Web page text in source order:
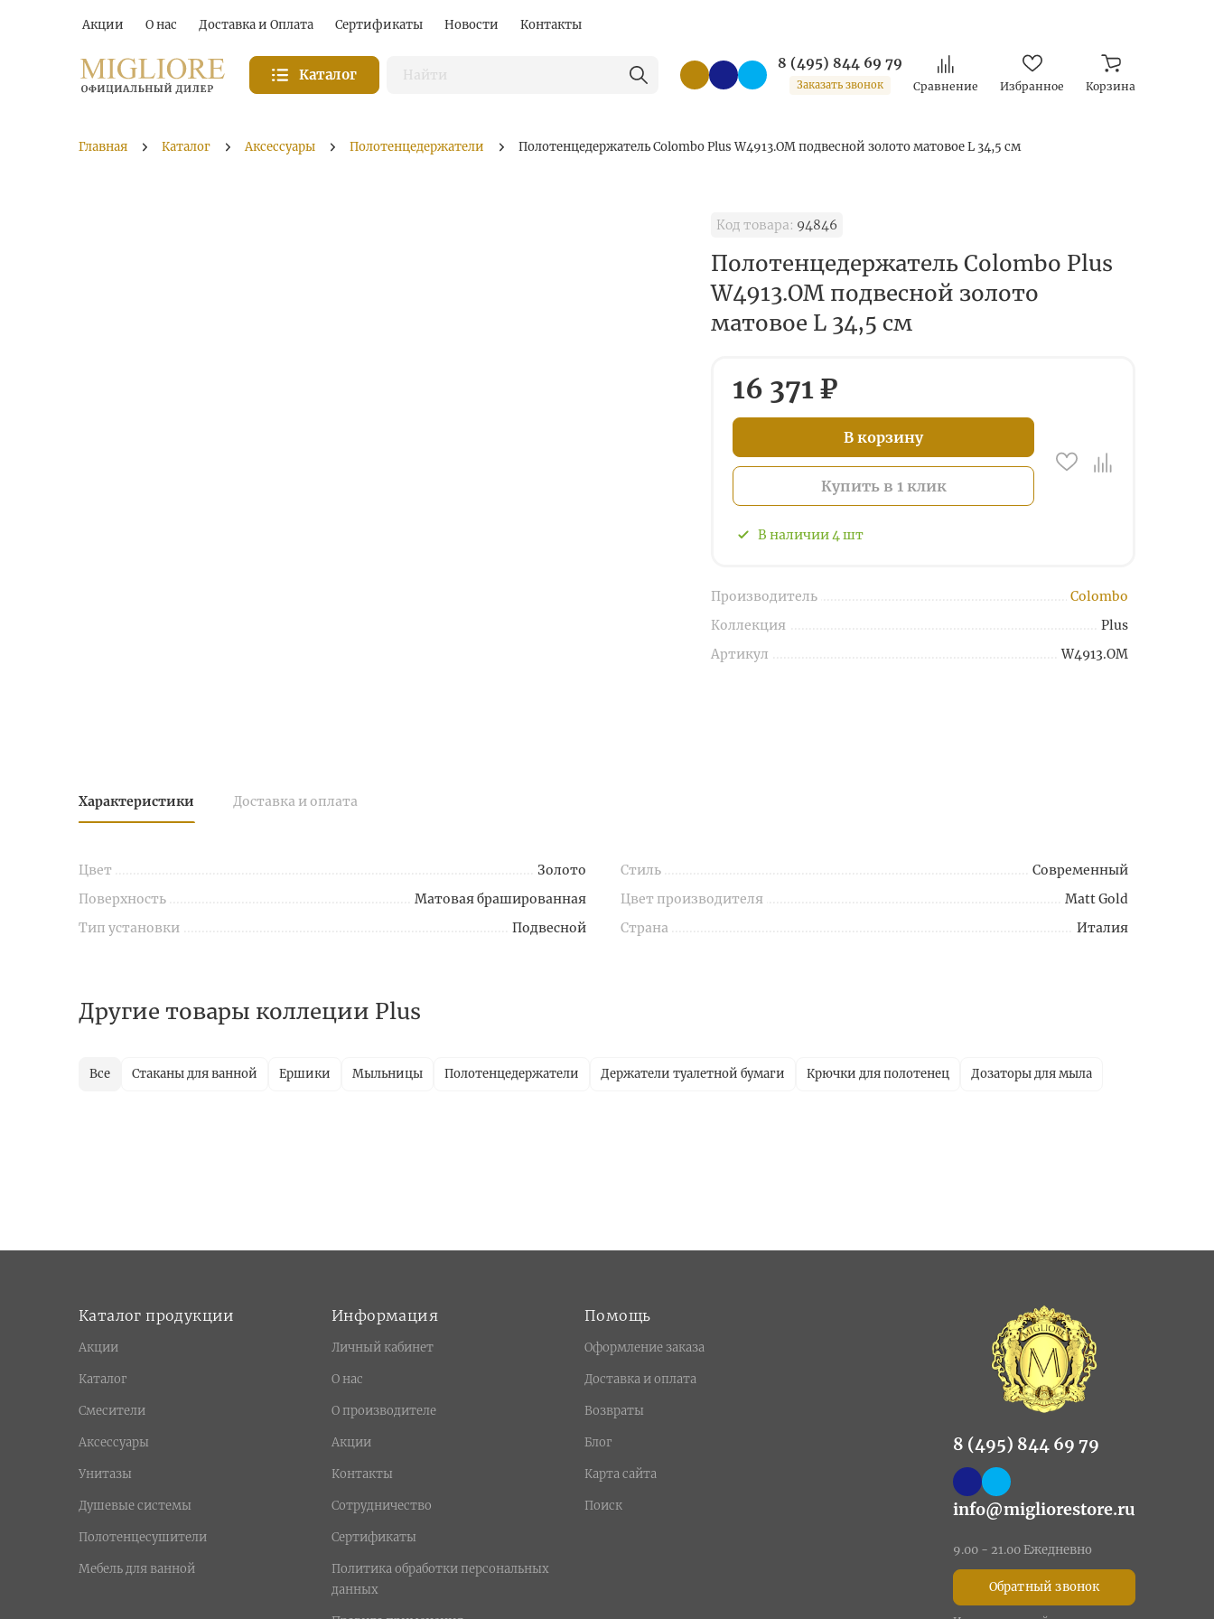
Акции О нас Доставка и Оплата Сертификаты Новости Контакты
Каталог
8 (495) 844 69 79
Заказать звонок Сравнение Избранное Корзина
Главная Каталог Аксессуары Полотенцедержатели Полотенцедержатель Colombo Plus W4913.OM подвесной золото матовое L 34,5 см
Код товара: 94846
Полотенцедержатель Colombo Plus
W4913.OM подвесной золото
матовое L 34,5 см
16 371 ₽
В корзину
Купить в 1 клик
В наличии4шт
Производитель
Colombo
Коллекция
Plus
Артикул
W4913.OM
Характеристики Доставка и оплата
Цвет
Золото
Поверхность
Матовая брашированная
Тип установки
Подвесной
Стиль
Современный
Цвет производителя
Matt Gold
Страна
Италия
Другие товары коллеции Plus
Все Стаканы для ванной Ершики Мыльницы Полотенцедержатели Держатели туалетной бумаги Крючки для полотенец Дозаторы для мыла
Каталог продукции
Акции
Каталог
Смесители
Аксессуары
Унитазы
Душевые системы
Полотенцесушители
Мебель для ванной
Информация
Личный кабинет
О нас
О производителе
Акции
Контакты
Сотрудничество
Сертификаты
Политика обработки персональных
данных
Помощь
Оформление заказа
Доставка и оплата
Возвраты
Блог
Карта сайта
Поиск
8 (495) 844 69 79
info@migliorestore.ru
9.00 - 21.00 Ежедневно
Обратный звонок